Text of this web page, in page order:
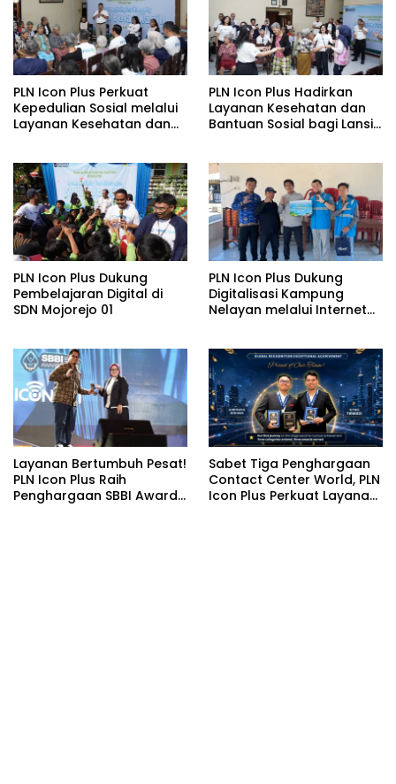
PLN Icon Plus Perkuat
Kepedulian Sosial melalui
Layanan Kesehatan dan
PLN Icon Plus Hadirkan
Layanan Kesehatan dan
Bantuan Sosial bagi Lansia
PLN Icon Plus Dukung
Pembelajaran Digital di
SDN Mojorejo 01
PLN Icon Plus Dukung
Digitalisasi Kampung
Nelayan melalui Internet
Layanan Bertumbuh Pesat!
PLN Icon Plus Raih
Penghargaan SBBI Awards
Sabet Tiga Penghargaan
Contact Center World, PLN
Icon Plus Perkuat Layanan